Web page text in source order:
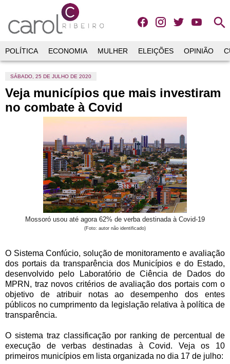
search
POLÍTICA ECONOMIA MULHER ELEIÇÕES OPINIÃO
SÁBADO, 25 DE JULHO DE 2020
Veja municípios que mais investiram
no combate à Covid
Mossoró usou até agora 62% de verba destinada à Covid-19
(Foto: autor não identificado)
O Sistema Confúcio, solução de monitoramento e avaliação
dos portais da transparência dos Municípios e do Estado,
desenvolvido pelo Laboratório de Ciência de Dados do
MPRN, traz novos critérios de avaliação dos portais com o
objetivo de atribuir notas ao desempenho dos entes
públicos no cumprimento da legislação relativa à política de
transparência.
O sistema traz classificação por ranking de percentual de
execução de verbas destinadas à Covid. Veja os 10
primeiros municípios em lista organizada no dia 17 de julho: